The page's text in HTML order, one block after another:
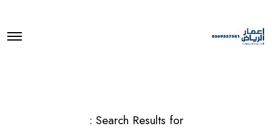
O
Search Results for :